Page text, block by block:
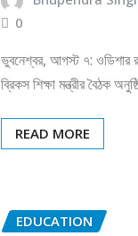
0
ভুবনেশ্বর, আগস্ট ৭: ওডিশার
ব্রিকস শিক্ষা মন্ত্রীর বৈঠক
READ MORE
EDUCATION